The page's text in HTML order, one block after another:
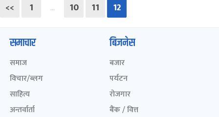
<< 1 … 10 11 12
समाचार
समाज
विचार/ब्लग
साहित्य
अन्तर्वार्ता
बिजनेस
बजार
पर्यटन
रोजगार
बैंक / वित्त